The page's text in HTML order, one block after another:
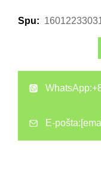
Spu:
WhatsApp:
E-pošta: